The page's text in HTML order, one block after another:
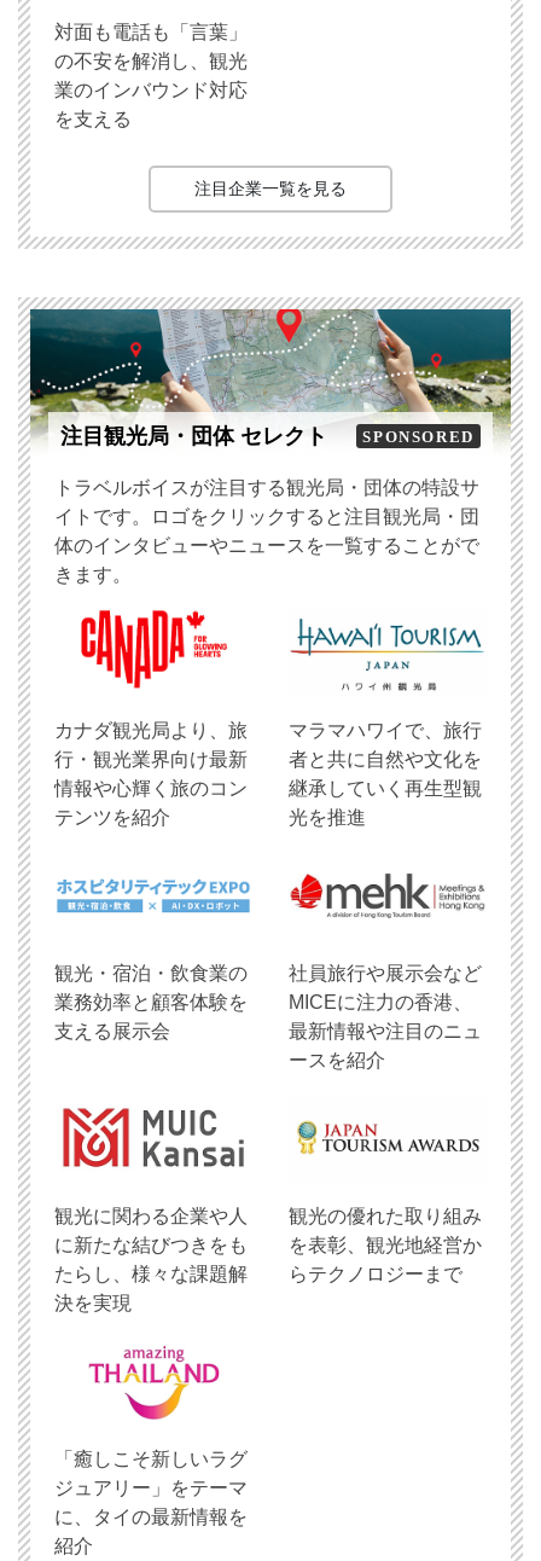
対面も電話も「言葉」
の不安を解消し、観光
業のインバウンド対応
を支える
注目企業一覧を見る
注目観光局・団体 セレクト SPONSORED
トラベルボイスが注目する観光局・団体の特設サ
イトです。ロゴをクリックすると注目観光局・団
体のインタビューやニュースを一覧することがで
きます。
​カナダ観光局より、旅
行・観光業界向け最新
情報や心輝く旅のコン
テンツを紹介
マラマハワイで、旅行
者と共に自然や文化を
継承していく再生型観
光を推進
観光・宿泊・飲食業の
業務効率と顧客体験を
支える展示会
社員旅行や展示会など
MICEに注力の香港、
最新情報や注目のニュ
ースを紹介
観光に関わる企業や人
に新たな結びつきをも
たらし、様々な課題解
決を実現
観光の優れた取り組み
を表彰、観光地経営か
らテクノロジーまで
「癒しこそ新しいラグ
ジュアリー」をテーマ
に、タイの最新情報を
紹介